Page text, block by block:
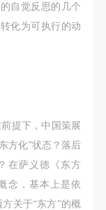
自觉反思的几个
化为可执行的动
提下，中国策展
方化”状态？落后
在萨义德《东方
念，基本上是依
关于“东方”的概